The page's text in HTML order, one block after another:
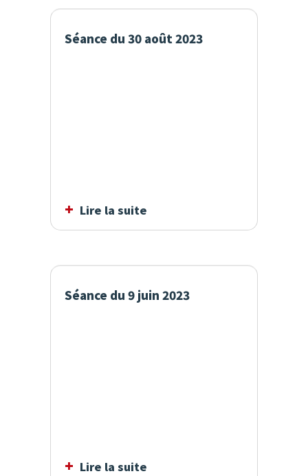
Séance du 30 août 2023
Lire la suite
Séance du 9 juin 2023
Lire la suite